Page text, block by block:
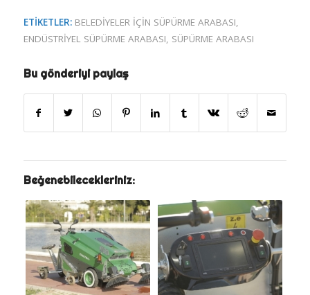
ETIKETLER: BELEDIYELER IÇIN SÜPÜRME ARABASI,
ENDÜSTRIYEL SÜPÜRME ARABASI, SÜPÜRME ARABASI
Bu gönderiyi paylaş
Beğenebilecekleriniz: